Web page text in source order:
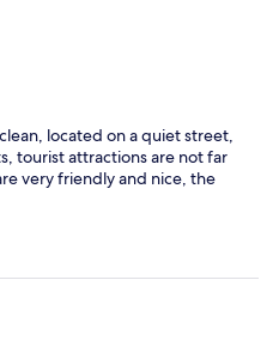
located on a quiet street,
tourist attractions are not far
very friendly and nice, the